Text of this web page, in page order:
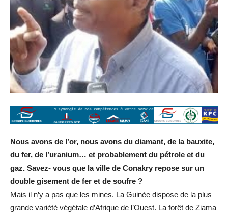
Nous avons de l’or, nous avons du diamant, de la bauxite,
du fer, de l’uranium… et probablement du pétrole et du
gaz. Savez- vous que la ville de Conakry repose sur un
double gisement de fer et de soufre ?
Mais il n’y a pas que les mines. La Guinée dispose de la plus
grande variété végétale d’Afrique de l’Ouest. La forêt de Ziama